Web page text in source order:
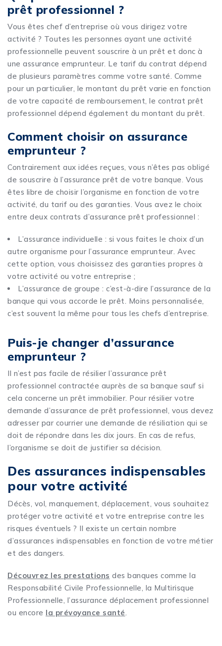
prêt professionnel ?
Vous êtes chef d’entreprise où vous dirigez votre
activité ? Toutes les personnes ayant une activité
professionnelle peuvent souscrire à un prêt et donc à
une assurance emprunteur. Le tarif du contrat dépend
de plusieurs paramètres comme votre santé. Comme
pour un particulier, le montant du prêt varie en fonction
de votre capacité de remboursement, le contrat prêt
professionnel dépend également du montant du prêt.
Comment choisir on assurance
emprunteur ?
Contrairement aux idées reçues, vous n’êtes pas obligé
de souscrire à l’assurance prêt de votre banque. Vous
êtes libre de choisir l’organisme en fonction de votre
activité, du tarif ou des garanties. Vous avez le choix
entre deux contrats d’assurance prêt professionnel :
L’assurance individuelle : si vous faites le choix d’un
autre organisme pour l’assurance emprunteur. Avec
cette option, vous choisissez des garanties propres à
votre activité ou votre entreprise ;
L’assurance de groupe : c’est-à-dire l’assurance de la
banque qui vous accorde le prêt. Moins personnalisée,
c’est souvent la même pour tous les chefs d’entreprise.
Puis-je changer d’assurance
emprunteur ?
Il n’est pas facile de résilier l’assurance prêt
professionnel contractée auprès de sa banque sauf si
cela concerne un prêt immobilier. Pour résilier votre
demande d’assurance de prêt professionnel, vous devez
adresser par courrier une demande de résiliation qui se
doit de répondre dans les dix jours. En cas de refus,
l’organisme se doit de justifier sa décision.
Des assurances indispensables
pour votre activité
Décès, vol, manquement, déplacement, vous souhaitez
protéger votre activité et votre entreprise contre les
risques éventuels ? Il existe un certain nombre
d’assurances indispensables en fonction de votre métier
et des dangers.
Découvrez les prestations des banques comme la
Responsabilité Civile Professionnelle, la Multirisque
Professionnelle, l’assurance déplacement professionnel
ou encore la prévoyance santé.